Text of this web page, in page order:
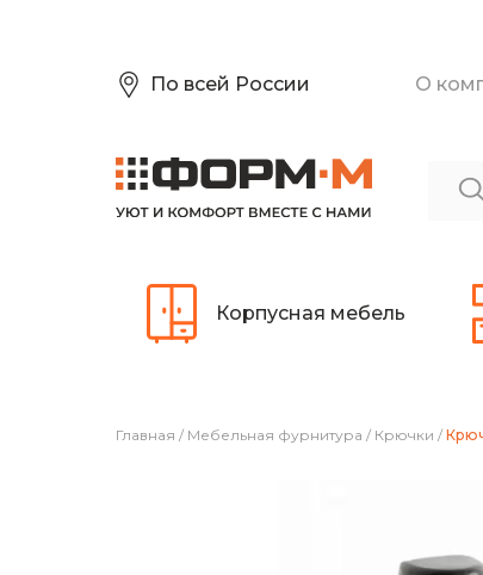
По всей России О
Корпусная мебель
Главная / Мебельная фурнитура / Крючки /